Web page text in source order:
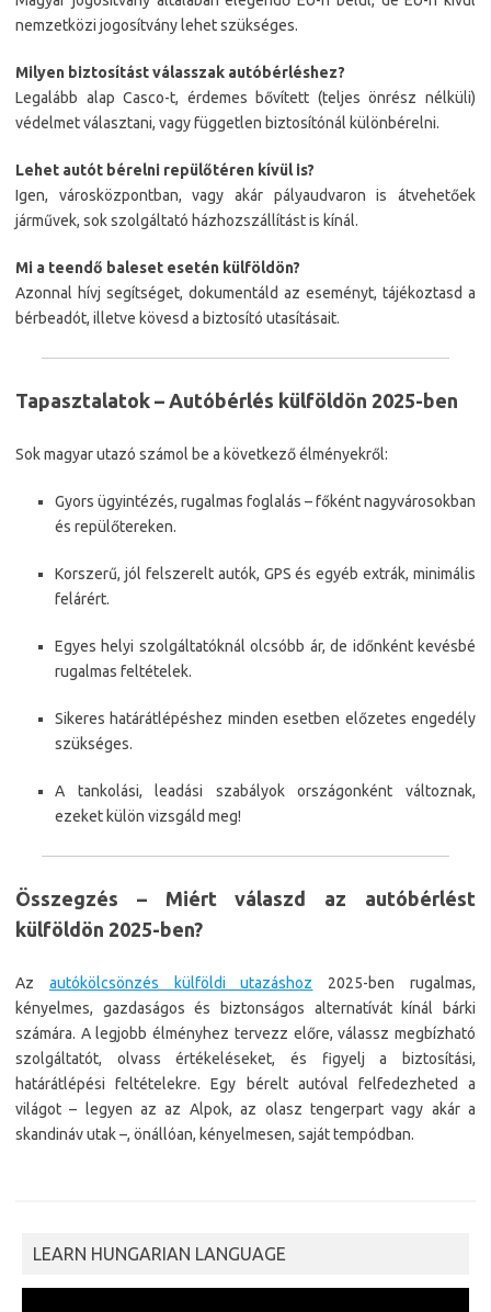
nemzetközi jogosítvány lehet szükséges.
Milyen biztosítást válasszak autóbérléshez?
Legalább alap Casco-t, érdemes bővített (teljes önrész nélküli)
védelmet választani, vagy független biztosítónál különbérelni.
Lehet autót bérelni repülőtéren kívül is?
Igen, városközpontban, vagy akár pályaudvaron is átvehetőek
járművek, sok szolgáltató házhozszállítást is kínál.
Mi a teendő baleset esetén külföldön?
Azonnal hívj segítséget, dokumentáld az eseményt, tájékoztasd a
bérbeadót, illetve kövesd a biztosító utasításait.
Tapasztalatok – Autóbérlés külföldön 2025-ben
Sok magyar utazó számol be a következő élményekről:
Gyors ügyintézés, rugalmas foglalás – főként nagyvárosokban
és repülőtereken.
Korszerű, jól felszerelt autók, GPS és egyéb extrák, minimális
felárért.
Egyes helyi szolgáltatóknál olcsóbb ár, de időnként kevésbé
rugalmas feltételek.
Sikeres határátlépéshez minden esetben előzetes engedély
szükséges.
A tankolási, leadási szabályok országonként változnak,
ezeket külön vizsgáld meg!
Összegzés – Miért válaszd az autóbérlést
külföldön 2025-ben?
Az autókölcsönzés külföldi utazáshoz 2025-ben rugalmas,
kényelmes, gazdaságos és biztonságos alternatívát kínál bárki
számára. A legjobb élményhez tervezz előre, válassz megbízható
szolgáltatót, olvass értékeléseket, és figyelj a biztosítási,
határátlépési feltételekre. Egy bérelt autóval felfedezheted a
világot – legyen az az Alpok, az olasz tengerpart vagy akár a
skandináv utak –, önállóan, kényelmesen, saját tempódban.
LEARN HUNGARIAN LANGUAGE